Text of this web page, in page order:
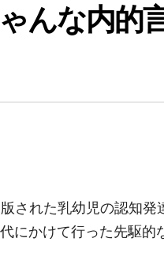
んな内的
された乳幼児の認知発
にかけて行った先駆的